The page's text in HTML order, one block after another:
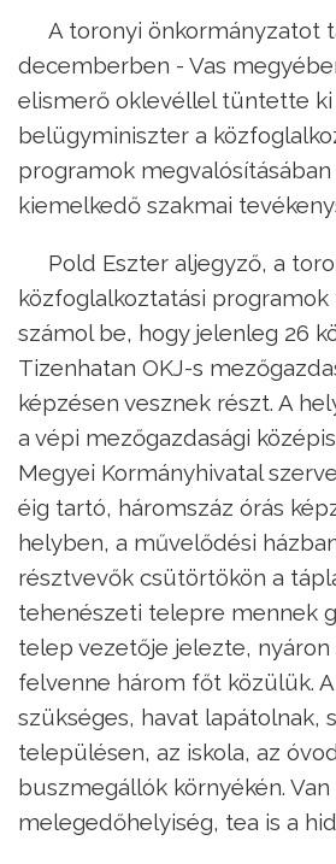
A toronyi önkormányzatot
decemberben - Vas
elismerő oklevéllel tüntette ki
belügyminiszter a
programok
kiemelkedő szakmai
Pold Eszter aljegyző, a
közfoglalkoztatási
számol be, hogy jelenleg 26
Tizenhatan OKJ-s
képzésen vesznek részt. A
a vépi mezőgazdasági
Megyei Kormányhivatal
éig tartó, háromszáz órás
helyben, a művelődési
résztvevők csütörtökön a
tehenészeti telepre mennek
telep vezetője jelezte, nyáron
felvenne három főt közülük.
szükséges, havat lapátolnak,
településen, az iskola, az
buszmegállók környékén. Van
melegedőhelyiség, tea is a